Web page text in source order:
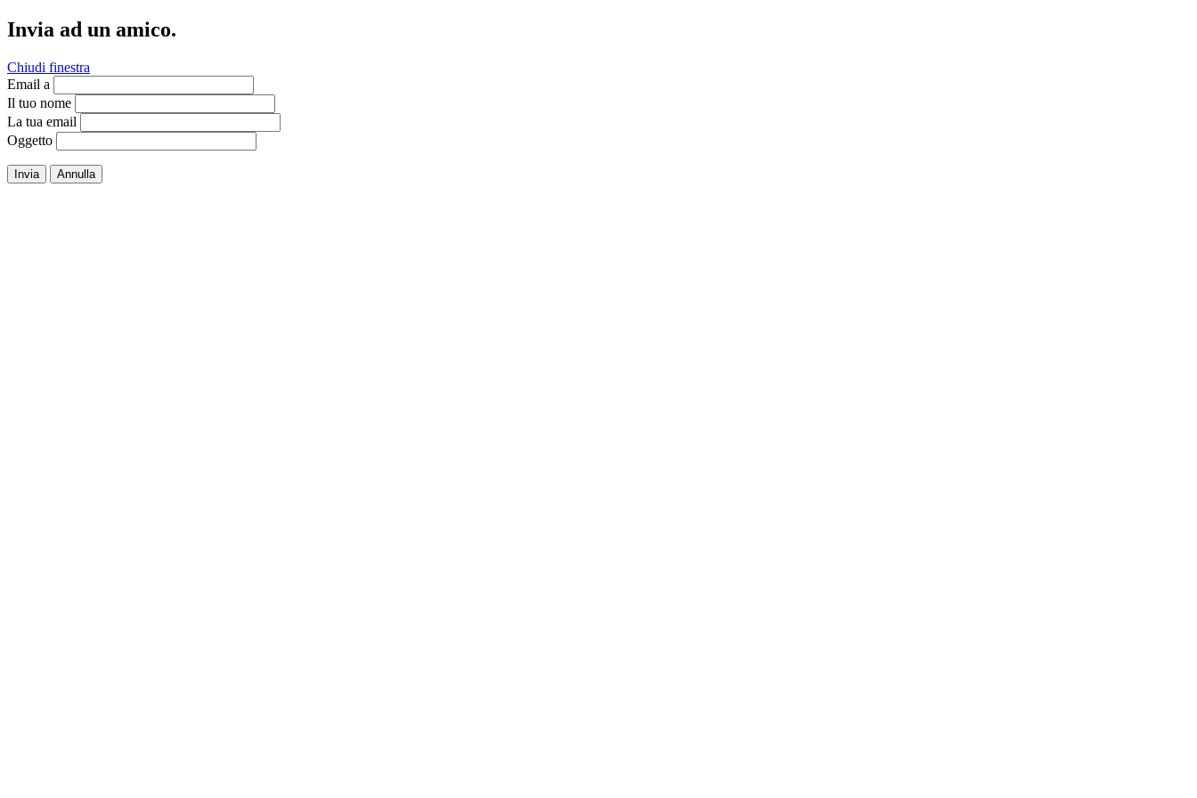
Invia ad un amico.
Chiudi finestra
Email a
Il tuo nome
La tua email
Oggetto
Invia Annulla